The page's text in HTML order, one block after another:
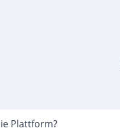
Plattform?